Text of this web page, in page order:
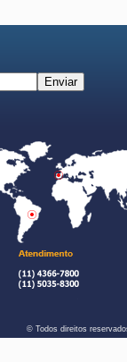
© Todos direitos